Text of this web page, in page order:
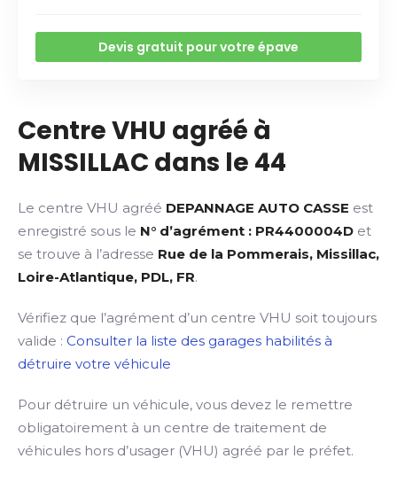
Devis gratuit pour votre épave
Centre VHU agréé à
MISSILLAC dans le 44
Le centre VHU agréé DEPANNAGE AUTO CASSE est
enregistré sous le N° d’agrément : PR4400004D et
se trouve à l’adresse Rue de la Pommerais, Missillac,
Loire-Atlantique, PDL, FR.
Vérifiez que l’agrément d’un centre VHU soit toujours
valide : Consulter la liste des garages habilités à
détruire votre véhicule
Pour détruire un véhicule, vous devez le remettre
obligatoirement à un centre de traitement de
véhicules hors d’usager (VHU) agréé par le préfet.